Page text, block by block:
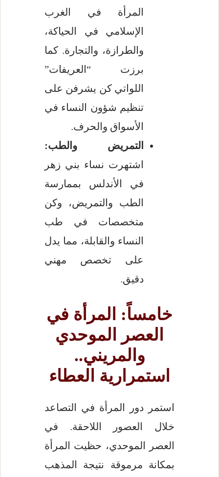
المرأة في الغرب
الإسلامي في الحياكة،
والطرازة، والتجارة. كما
برزت “العريفات”
اللواتي كن يشرفن على
تنظيم شؤون النساء في
الأسواق والحرف.
التمريض والطب:
اشتهرت نساء بني زهر
في الأندلس بممارسة
الطب والتمريض، وكن
متخصصات في طب
النساء والقابلة، مما يدل
على تخصص مهني
دقيق.
خامساً: المرأة في
العصر الموحدي
والمريني..
استمرارية العطاء
استمر دور المرأة في التصاعد
خلال العصور اللاحقة. في
العصر الموحدي، حظيت المرأة
بمكانة مرموقة نتيجة المذهب